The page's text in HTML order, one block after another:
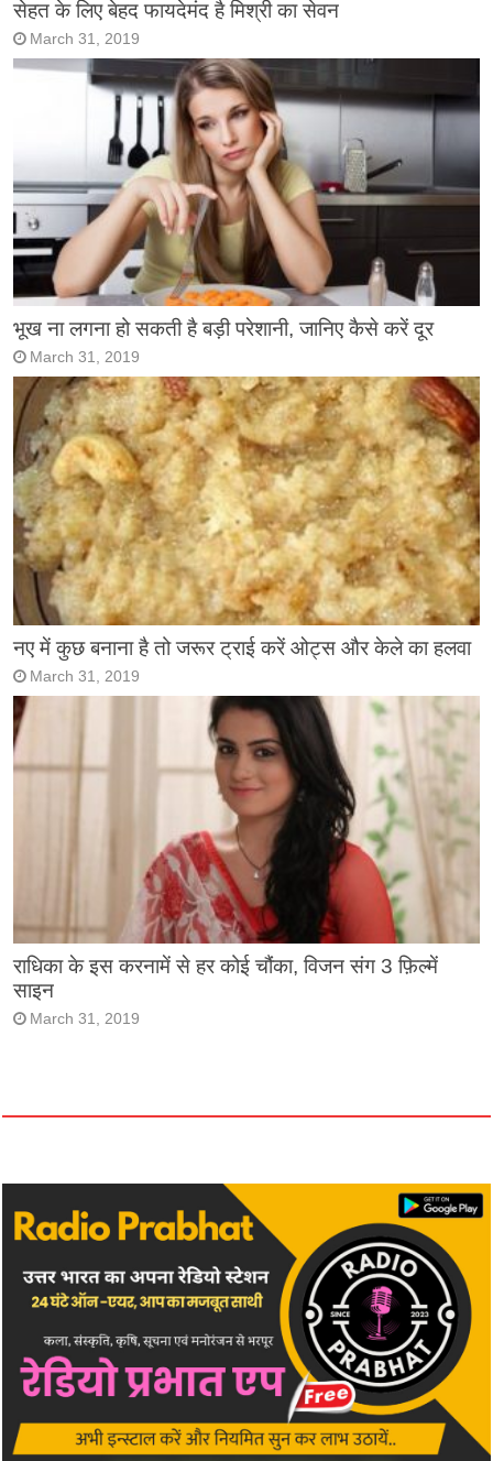
सेहत के लिए बेहद फायदेमंद है मिश्री का सेवन
March 31, 2019
भूख ना लगना हो सकती है बड़ी परेशानी, जानिए कैसे करें दूर
March 31, 2019
नए में कुछ बनाना है तो जरूर ट्राई करें ओट्स और केले का हलवा
March 31, 2019
राधिका के इस करनामें से हर कोई चौंका, विजन संग 3 फ़िल्में
साइन
March 31, 2019